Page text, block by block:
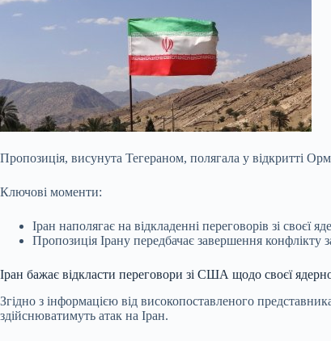
Пропозиція, висунута Тегераном, полягала у відкритті
Ключові моменти:
Іран наполягає на відкладенні переговорів зі своєї
Пропозиція Ірану передбачає завершення
Іран бажає відкласти переговори зі США щодо своєї
Згідно з інформацією від високопоставленого
здійснюватимуть атак на Іран.